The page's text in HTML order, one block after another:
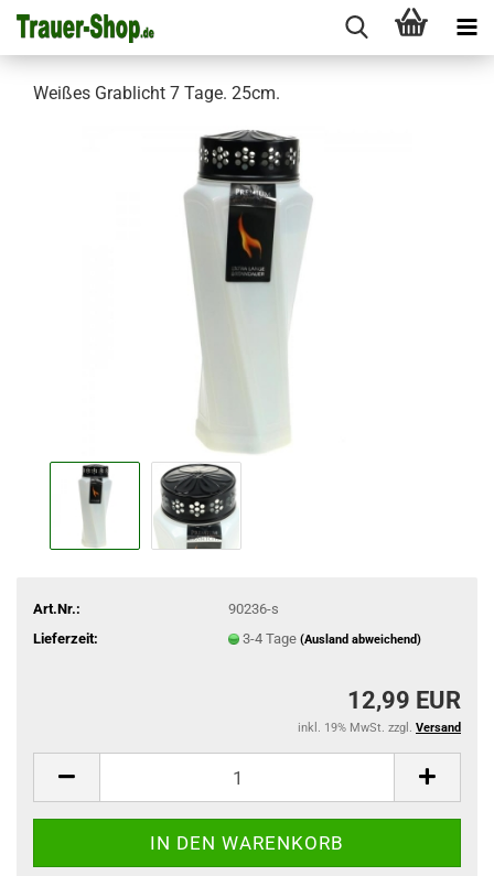
Weißes Grablicht 7 Tage. 25cm.
Art.Nr.:
90236-s
Lieferzeit:
3-4 Tage (Ausland abweichend)
12,99 EUR
inkl. 19% MwSt. zzgl. Versand